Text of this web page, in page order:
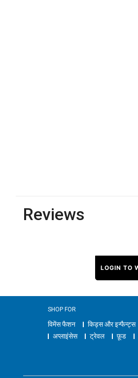
Reviews
LOGIN TO
SHOP FOR
विमेंस फैशन किड्स और इन्फैन्ट्स
अप्लाइंसेस
ट्रेवल फ़ूड